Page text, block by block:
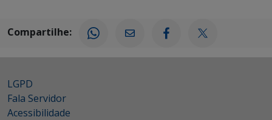
Compartilhe:
LGPD
Fala Servidor
Acessibilidade